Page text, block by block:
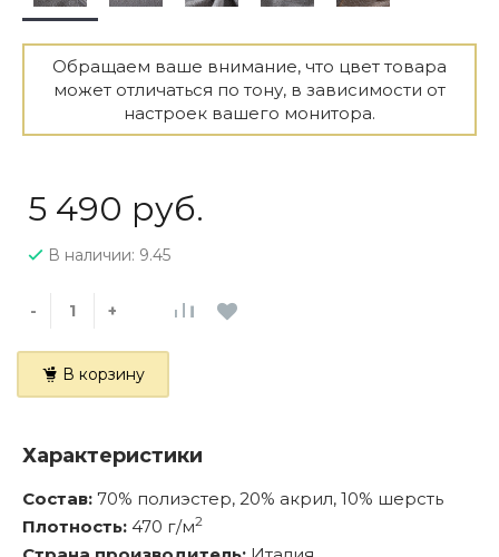
Обращаем ваше внимание, что цвет товара
может отличаться по тону, в зависимости от
настроек вашего монитора.
5 490 руб.
В наличии: 9.45
- +
В корзину
Характеристики
Состав: 70% полиэстер, 20% акрил, 10% шерсть
Плотность: 470 г/м2